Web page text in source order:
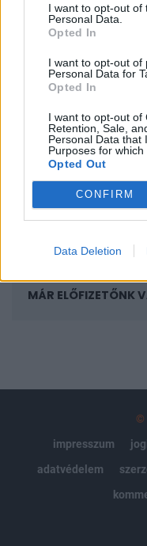
I want to opt-out of
Personal Data.
Opted In
I want to opt-out of
Personal Data for
Opted In
I want to opt-out of
Retention, Sale,
Personal Data that
Purposes for which
Opted Out
CONFIRM
Data Deletion
KEDVES
A keresett cikk a
tartozik, melynek
Az előfizetés a
Portfolio.hu
Kötéslisták:
kötéslistái
MÁR ELŐFIZETŐNK
©
impresszum
adatvédelem